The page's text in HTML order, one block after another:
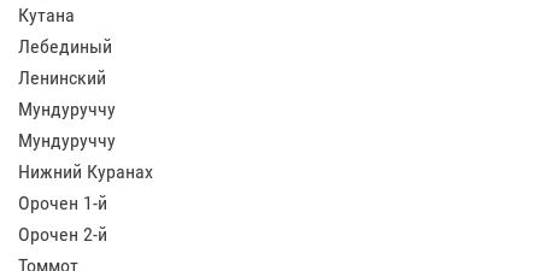
Кутана
Лебединый
Ленинский
Мундуруччу
Мундуруччу
Нижний Куранах
Орочен 1-й
Орочен 2-й
Томмот